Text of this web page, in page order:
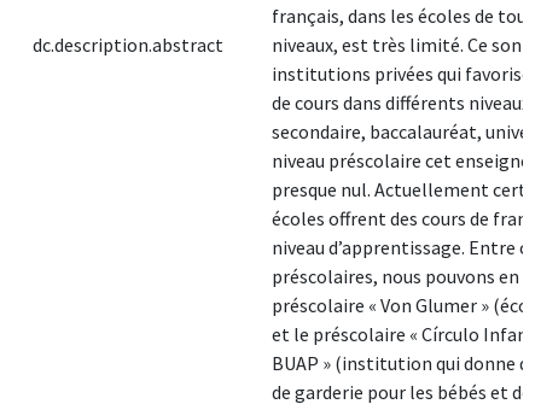
dc.description.abstract
français, dans les écoles de tous
niveaux, est très limité. Ce sont
institutions privées qui
de cours dans différents niveaux
secondaire, baccalauréat,
niveau préscolaire cet
presque nul. Actuellement
écoles offrent des cours de
niveau d’apprentissage. Entre
préscolaires, nous pouvons en
préscolaire « Von Glumer »
et le préscolaire « Círculo
BUAP » (institution qui donne
de garderie pour les bébés et de